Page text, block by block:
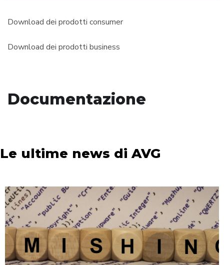
Download dei prodotti consumer
Download dei prodotti business
Documentazione
Le ultime news di AVG